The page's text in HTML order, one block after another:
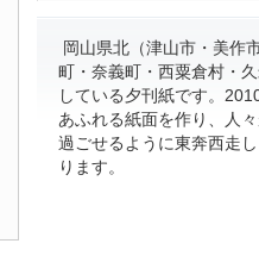
岡山県北（津山市・美作
町・奈義町・西粟倉村・
している夕刊紙です。
あふれる紙面を作り、人
過ごせるように東奔西走
ります。